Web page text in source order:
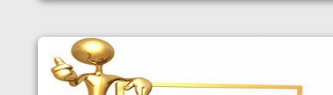
نمایندگان ایران مشخص شدند
سوم برای ایران
1405/05/07